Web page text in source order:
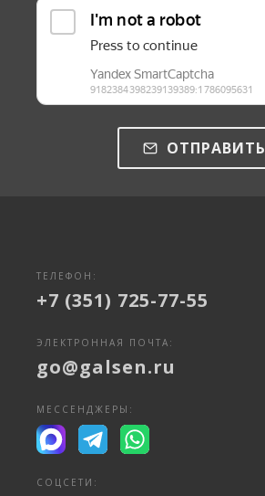
ОТПРАВИТЬ
ТЕЛЕФОН:
+7 (351) 725-77-55
ЭЛЕКТРОННАЯ ПОЧТА:
go@galsen.ru
МЕССЕНДЖЕРЫ:
СОЦСЕТИ: